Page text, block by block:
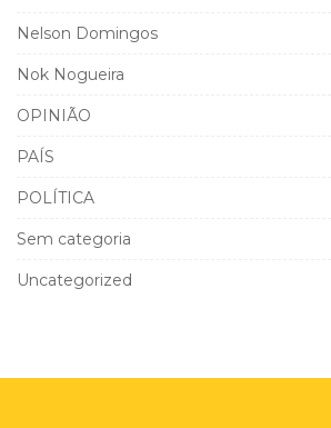
Nelson Domingos
Nok Nogueira
OPINIÃO
PAÍS
POLÍTICA
Sem categoria
Uncategorized